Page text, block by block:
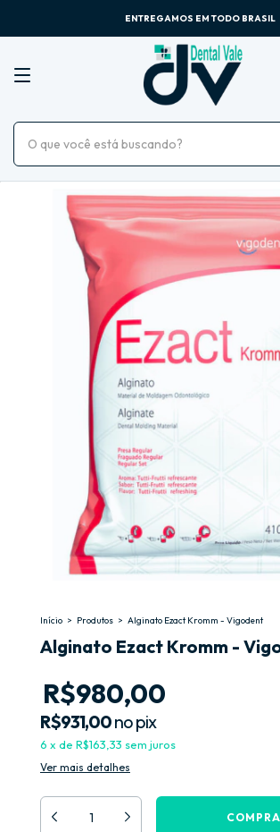
ENTREGAMOS EM TODO BRASIL
Início > Produtos > Alginato Ezact Kromm - Vigodent
Alginato Ezact Kromm -
R$980,00
R$931,00no pix
6 x de R$163,33 sem juros
Ver mais detalhes